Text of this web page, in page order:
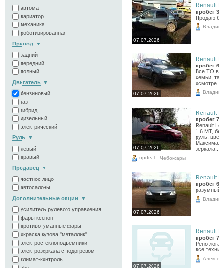
автомат
вариатор
механика
роботизированная
Привод
задний
передний
полный
Двигатель
бензиновый
газ
гибрид
дизельный
электрический
Руль
левый
правый
Продавец
частное лицо
автосалоны
Дополнительные опции
усилитель рулевого управления
фары ксенон
противотуманные фары
окраска кузова "металлик"
электростеклоподъёмники
электрозеркала с подогревом
климат-контроль
07.07.2026
Renault
пробег
Продаю
07.07.2026
Renault
пробег
Все ТО
семьи,
осмотре.
07.07.2026
Renault
пробег
Renault
1.6 МТ,
руль,
зеркала...
updeal Чебоксары
07.07.2026
Renault
пробег
07.07.2026
Renault
пробег
Рено
все